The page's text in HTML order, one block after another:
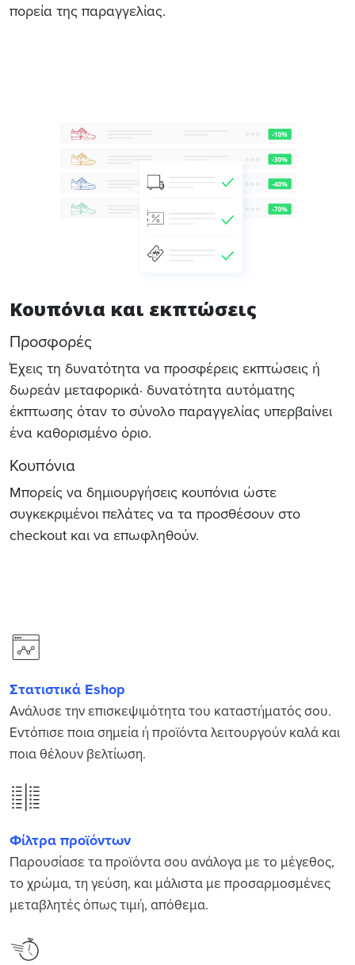
πορεία της παραγγελίας.
Κουπόνια και εκπτώσεις
Προσφορές
Έχεις τη δυνατότητα να προσφέρεις εκπτώσεις ή
δωρεάν μεταφορικά· δυνατότητα αυτόματης
έκπτωσης όταν το σύνολο παραγγελίας υπερβαίνει
ένα καθορισμένο όριο.
Κουπόνια
Μπορείς να δημιουργήσεις κουπόνια ώστε
συγκεκριμένοι πελάτες να τα προσθέσουν στο
checkout και να επωφληθούν.
Στατιστικά Eshop
Ανάλυσε την επισκεψιμότητα του καταστήματός σου.
Εντόπισε ποια σημεία ή προϊόντα λειτουργούν καλά και
ποια θέλουν βελτίωση.
Φίλτρα προϊόντων
Παρουσίασε τα προϊόντα σου ανάλογα με το μέγεθος,
το χρώμα, τη γεύση, και μάλιστα με προσαρμοσμένες
μεταβλητές όπως τιμή, απόθεμα.